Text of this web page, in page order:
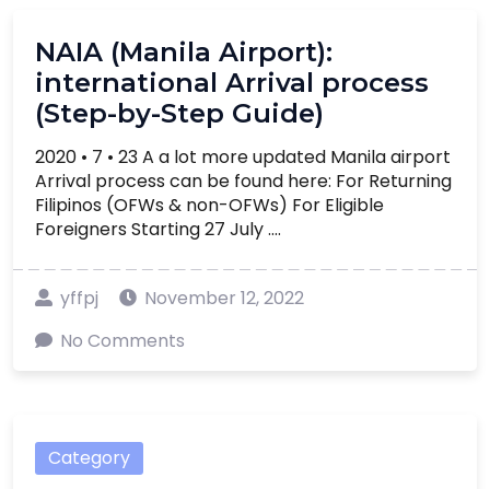
NAIA (Manila Airport):
international Arrival process
(Step-by-Step Guide)
2020 • 7 • 23 A a lot more updated Manila airport
Arrival process can be found here: For Returning
Filipinos (OFWs & non-OFWs) For Eligible
Foreigners Starting 27 July ....
yffpj
November 12, 2022
No Comments
Category